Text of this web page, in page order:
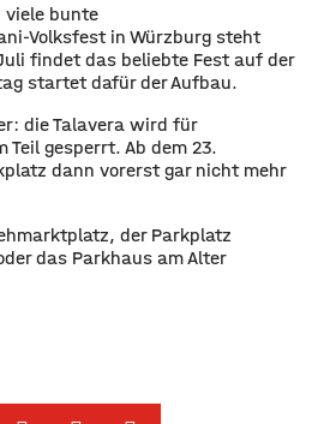
viele bunte
Volksfest in Würzburg steht
findet das beliebte Fest auf der
startet dafür der Aufbau.
die Talavera wird für
gesperrt. Ab dem 23.
dann vorerst gar nicht mehr
der Parkplatz
das Parkhaus am Alter